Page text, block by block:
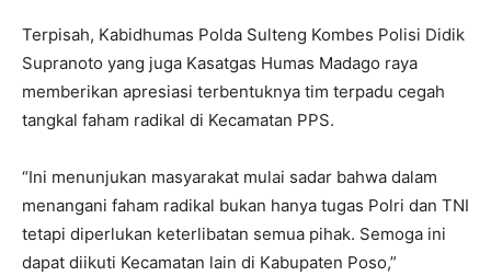
Terpisah, Kabidhumas Polda Sulteng Kombes Polisi Didik
Supranoto yang juga Kasatgas Humas Madago raya
memberikan apresiasi terbentuknya tim terpadu cegah
tangkal faham radikal di Kecamatan PPS.
“Ini menunjukan masyarakat mulai sadar bahwa dalam
menangani faham radikal bukan hanya tugas Polri dan TNI
tetapi diperlukan keterlibatan semua pihak. Semoga ini
dapat diikuti Kecamatan lain di Kabupaten Poso,”